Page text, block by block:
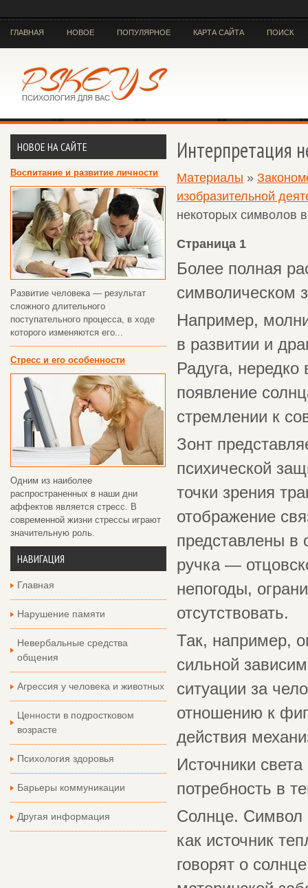
ГЛАВНАЯ НОВОЕ ПОПУЛЯРНОЕ КАРТА САЙТА ПОИСК
НОВОЕ НА САЙТЕ
Воспитание и развитие личности
Развитие человека — результат
сложного длительного
поступательного процесса, в ходе
которого изменяются его...
Стресс и его особенности
Одним из наиболее
распространенных в наши дни
аффектов является стресс. В
современной жизни стрессы играют
значительную роль.
НАВИГАЦИЯ
Главная
Нарушение памяти
Невербальные средства
общения
Агрессия у человека и животных
Ценности в подростковом
возрасте
Психология здоровья
Барьеры коммуникации
Другая информация
Интерпретация
Материалы »
изобразительной
некоторых символов
Страница 1
Более полная
символическом
Например,
в развитии и
Радуга,
появление
стремлении к
Зонт
психической
точки зрения
отображение
представлены в
ручка —
непогоды,
отсутствовать.
Так, например,
сильной
ситуации за
отношению к
действия
Источники
потребность в
Солнце. Символ
как источник
говорят о